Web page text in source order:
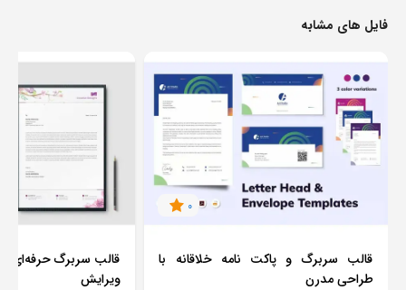
فایل های مشابه
0
قالب سربرگ و پاکت نامه خلاقانه با
طراحی مدرن
قالب سربرگ حرفه‌ای
ویرایش